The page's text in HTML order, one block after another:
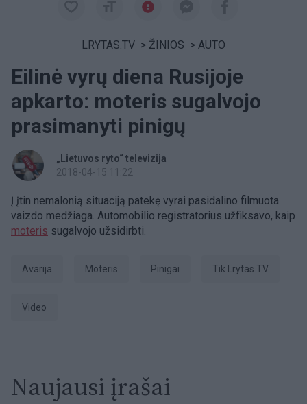
LRYTAS.TV > ŽINIOS > AUTO
Eilinė vyrų diena Rusijoje
apkarto: moteris sugalvojo
prasimanyti pinigų
„Lietuvos ryto“ televizija
2018-04-15 11:22
Į įtin nemalonią situaciją patekę vyrai pasidalino filmuota
vaizdo medžiaga. Automobilio registratorius užfiksavo, kaip
moteris sugalvojo užsidirbti.
avarija Moteris Pinigai tik Lrytas.TV
Video
Naujausi įrašai